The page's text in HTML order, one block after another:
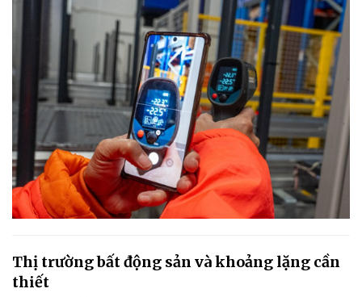
Thị trường bất động sản và khoảng lặng cần
thiết